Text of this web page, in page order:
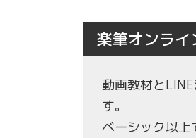
楽筆オンラ
動画教材と
す。
ベーシック以